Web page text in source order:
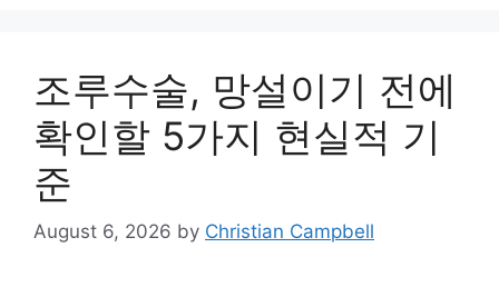
조루수술, 망설이기 전에
확인할 5가지 현실적 기
준
August 6, 2026 by Christian Campbell